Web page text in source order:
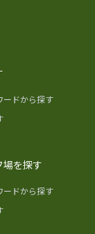
ードから探す
場を探す
ードから探す